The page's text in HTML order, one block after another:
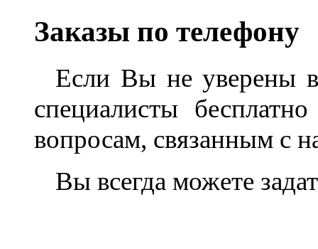
Заказы по телефону
Если Вы не уверены
специалисты
вопросам, связанным с
Вы всегда можете